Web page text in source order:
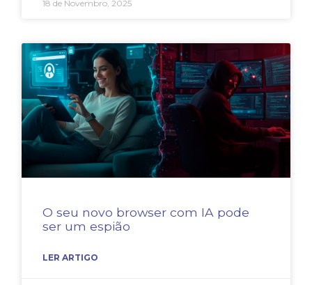
18 de Novembro, 2025
O seu novo browser com IA pode
ser um espião
LER ARTIGO